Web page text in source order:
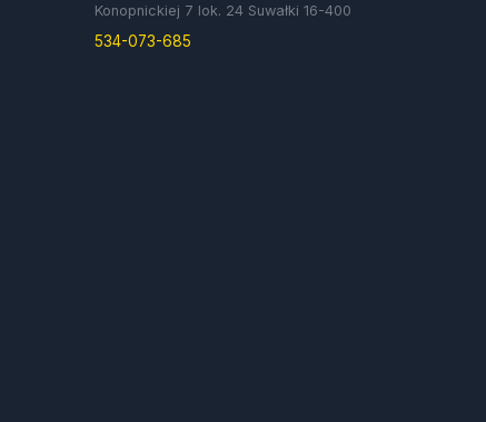
Konopnickiej 7 lok. 24 Suwałki 16-400
534-073-685